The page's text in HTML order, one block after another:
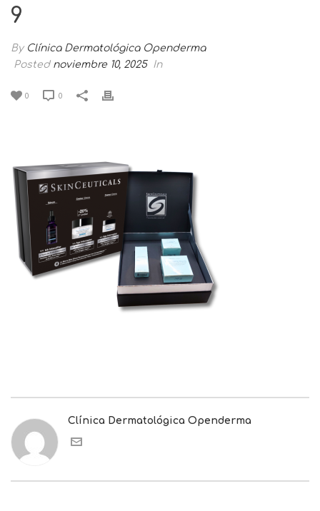
9
By Clínica Dermatológica Openderma
Posted noviembre 10, 2025 In
0 0
Clínica Dermatológica Openderma